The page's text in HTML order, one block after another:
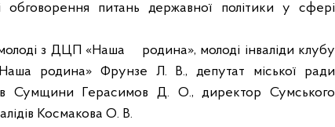
питань державної політики у сфері
молоді з ДЦП «Наша
родина», молоді інваліди клубу
«Наша родина» Фрунзе Л. В., депутат міської ради
Сумщини Герасимов Д. О., директор Сумського
Космакова О. В.